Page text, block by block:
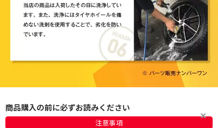
商品購入の前に必ずお読みください
注意事項